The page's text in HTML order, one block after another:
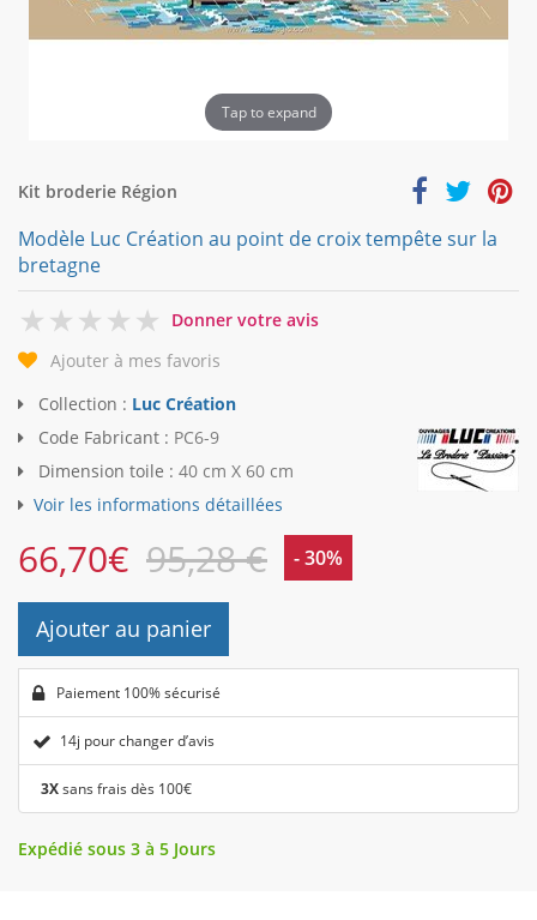
Tap to expand
Kit broderie Région
Modèle Luc Création au point de croix tempête sur la
bretagne
0
Donner votre avis
Ajouter à mes favoris
Collection : Luc Création
Code Fabricant : PC6-9
Dimension toile : 40 cm X 60 cm
Voir les informations détaillées
66,70€ 95,28 € - 30%
Ajouter au panier
Paiement 100% sécurisé
14j pour changer d’avis
3Xsans frais dès 100€
Expédié sous 3 à 5 Jours